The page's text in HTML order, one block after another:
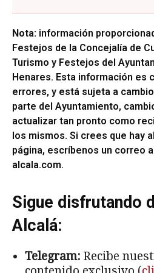
Nota: información
Festejos de la Concejalía de
Turismo y Festejos del
Henares. Esta información es
errores, y está sujeta a
parte del Ayuntamiento,
actualizar tan pronto como
los mismos. Si crees que hay
página, escríbenos un correo a
alcala.com.
Sigue disfrutando
Alcalá:
Telegram: Recibe